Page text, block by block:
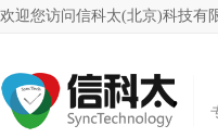
欢迎您访问信科太(北京)科技有